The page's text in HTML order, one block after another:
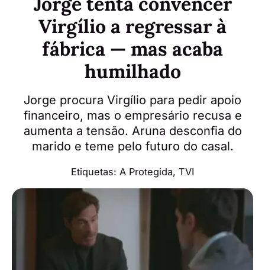
Virgílio a regressar à
fábrica — mas acaba
humilhado
Jorge procura Virgílio para pedir apoio
financeiro, mas o empresário recusa e
aumenta a tensão. Aruna desconfia do
marido e teme pelo futuro do casal.
Etiquetas: A Protegida, TVI